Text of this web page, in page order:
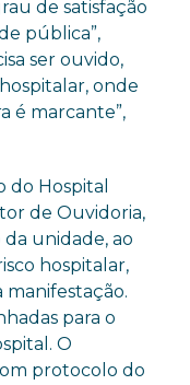
de satisfação
pública”,
ser ouvido,
onde
é marcante”,
do Hospital
de Ouvidoria,
unidade, ao
hospitalar,
manifestação.
para o
O
protocolo do